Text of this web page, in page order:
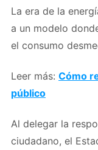
La era de la
a un modelo
el consumo
Leer más: Cómo
público
Al delegar la
ciudadano, el